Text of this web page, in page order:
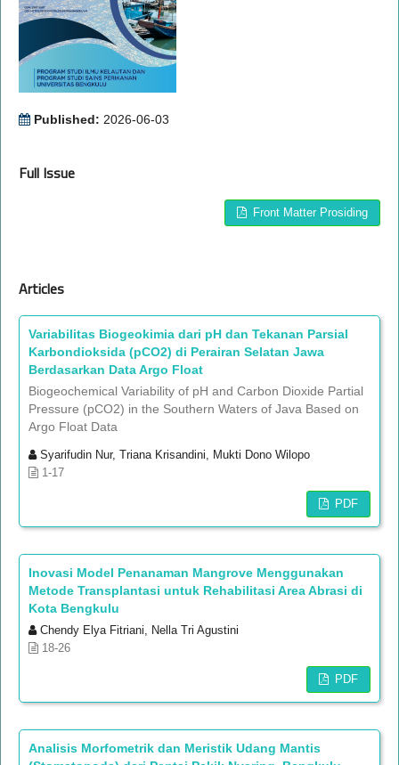
Published: 2026-06-03
Full Issue
Front Matter Prosiding
Articles
Variabilitas Biogeokimia dari pH dan Tekanan Parsial
Karbondioksida (pCO2) di Perairan Selatan Jawa
Berdasarkan Data Argo Float
Biogeochemical Variability of pH and Carbon Dioxide Partial
Pressure (pCO2) in the Southern Waters of Java Based on
Argo Float Data
Syarifudin Nur, Triana Krisandini, Mukti Dono Wilopo
1-17
PDF
Inovasi Model Penanaman Mangrove Menggunakan
Metode Transplantasi untuk Rehabilitasi Area Abrasi di
Kota Bengkulu
Chendy Elya Fitriani, Nella Tri Agustini
18-26
PDF
Analisis Morfometrik dan Meristik Udang Mantis